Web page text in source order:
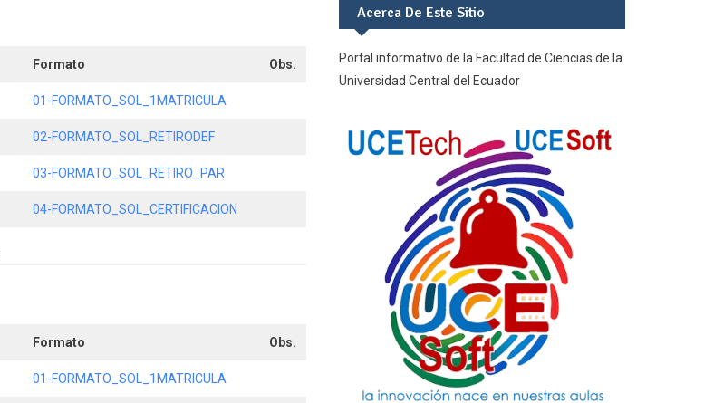
Formato Obs.
01-FORMATO_SOL_1MATRICULA
02-FORMATO_SOL_RETIRODEF
03-FORMATO_SOL_RETIRO_PAR
04-FORMATO_SOL_CERTIFICACION
Formato Obs.
01-FORMATO_SOL_1MATRICULA
Acerca De Este Sitio
Portal informativo de la Facultad de Ciencias de la
Universidad Central del Ecuador